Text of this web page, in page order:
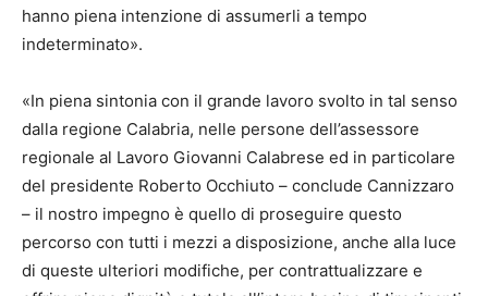
hanno piena intenzione di assumerli a tempo
indeterminato».
«In piena sintonia con il grande lavoro svolto in tal senso
dalla regione Calabria, nelle persone dell’assessore
regionale al Lavoro Giovanni Calabrese ed in particolare
del presidente Roberto Occhiuto – conclude Cannizzaro
– il nostro impegno è quello di proseguire questo
percorso con tutti i mezzi a disposizione, anche alla luce
di queste ulteriori modifiche, per contrattualizzare e